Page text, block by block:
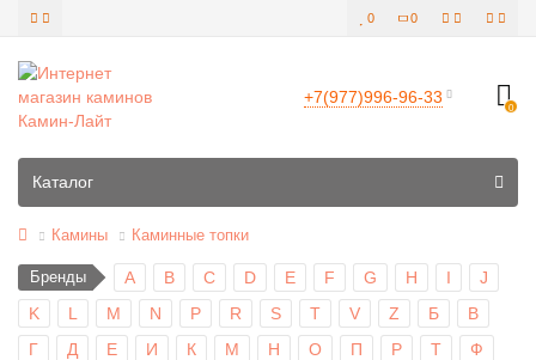
0
0
+7(977)996-96-33
0
Каталог
Камины Каминные топки
Бренды A B C D E F G H I
J
K
L M N P R S T V Z Б
В
Г
Д Е И К М Н О П Р Т
Ф